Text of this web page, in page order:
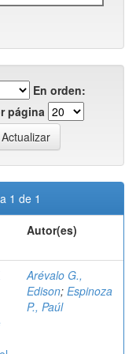
En orden:
página
1 de 1
Autor(es)
Arévalo G.,
Edison; Espinoza
P., Paúl